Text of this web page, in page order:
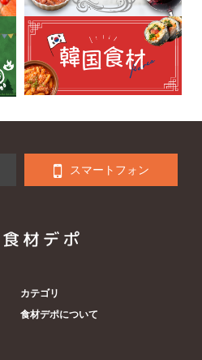
スマートフォン
カテゴリ
食材デポについて